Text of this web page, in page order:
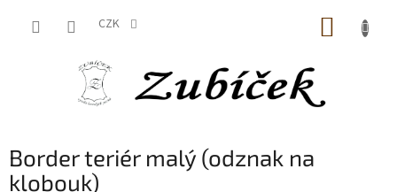
CZK
Border teriér malý (odznak na
klobouk)